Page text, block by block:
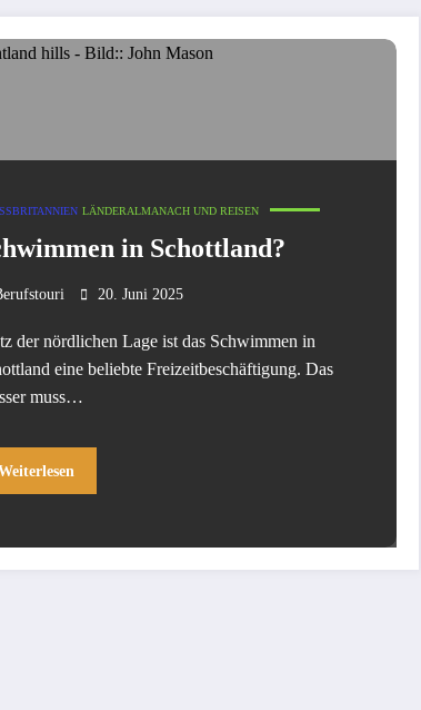
LÄNDERALMANACH UND REISEN
in Schottland?
20. Juni 2025
der nördlichen Lage ist das Schwimmen in
eine beliebte Freizeitbeschäftigung. Das
muss…